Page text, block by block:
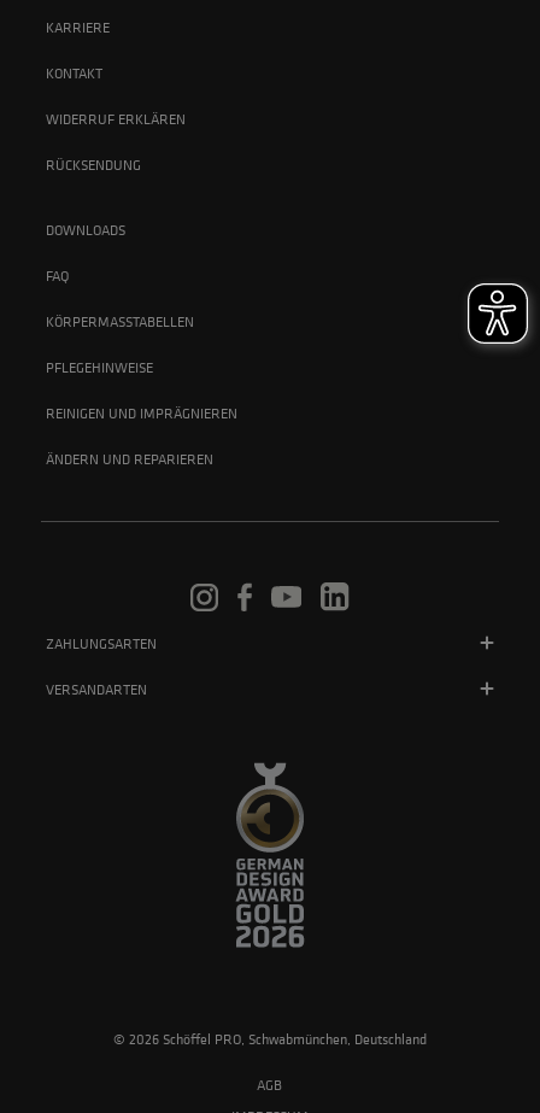
KARRIERE
KONTAKT
WIDERRUF ERKLÄREN
RÜCKSENDUNG
DOWNLOADS
FAQ
KÖRPERMASSTABELLEN
PFLEGEHINWEISE
REINIGEN UND IMPRÄGNIEREN
ÄNDERN UND REPARIEREN
ZAHLUNGSARTEN
VERSANDARTEN
© 2026 Schöffel PRO, Schwabmünchen, Deutschland
AGB